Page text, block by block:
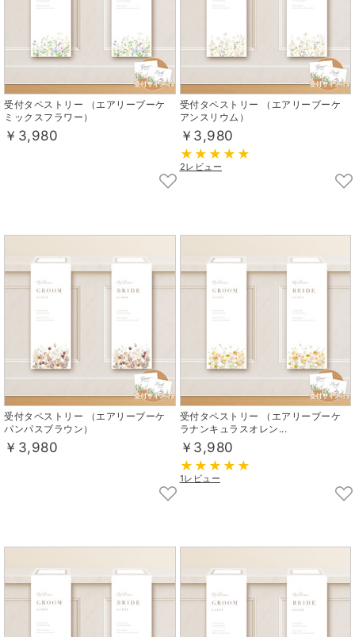
受付タペストリー （エアリーブーケ
ミックスフラワー）
￥3,980
受付タペストリー （エアリーブーケ
アンスリウム）
￥3,980
2レビュー
受付タペストリー （エアリーブーケ
パンパスブラウン）
￥3,980
受付タペストリー （エアリーブーケ
ラナンキュラスオレン...
￥3,980
1レビュー